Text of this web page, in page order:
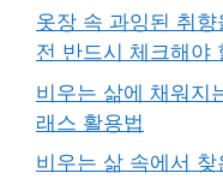
옷장 속 과잉된 취
전 반드시 체크해야
비우는 삶에 채워지
래스 활용법
비우는 삶 속에서